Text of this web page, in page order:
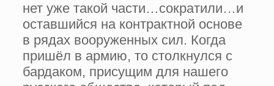
нет уже такой части…сократили…и
оставшийся на контрактной основе
в рядах вооруженных сил. Когда
пришёл в армию, то столкнулся с
бардаком, присущим для нашего